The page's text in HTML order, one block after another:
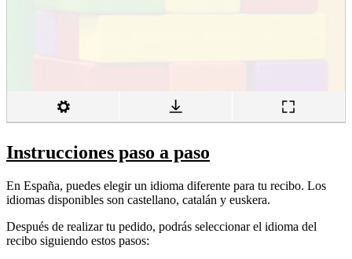
Instrucciones paso a paso
En España, puedes elegir un idioma diferente para tu recibo. Los
idiomas disponibles son castellano, catalán y euskera.
Después de realizar tu pedido, podrás seleccionar el idioma del
recibo siguiendo estos pasos: